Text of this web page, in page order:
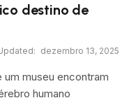
destino de
dezembro 13, 2025
um museu encontram
humano